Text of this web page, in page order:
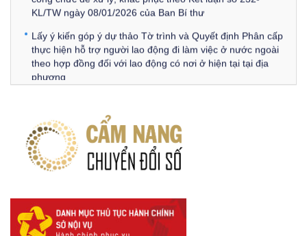
KL/TW ngày 08/01/2026 của Ban Bí thư
Lấy ý kiến góp ý dự thảo Tờ trình và Quyết định Phân cấp
thực hiện hỗ trợ người lao động đi làm việc ở nước ngoài
theo hợp đồng đối với lao động có nơi ở hiện tại tại địa
phương
địa bàn tỉnh Đắk Lắk theo trình tự, thủ tục rút gọn trong
xây dựng, ban hành văn bản quy phạm pháp luật
Góp ý dự thảo Thông tư quy định nghiệp vụ lưu trữ tài liệu
lưu trữ số:
DANH SÁCH HỒ SƠ CÁN BỘ ĐI B TỈNH ĐĂK LẮK -
Lấy ý kiến dự thảo Quyết định quy phạm pháp luật quy
định về thành lập, tổ chức và hoạt động của tổ chức phối